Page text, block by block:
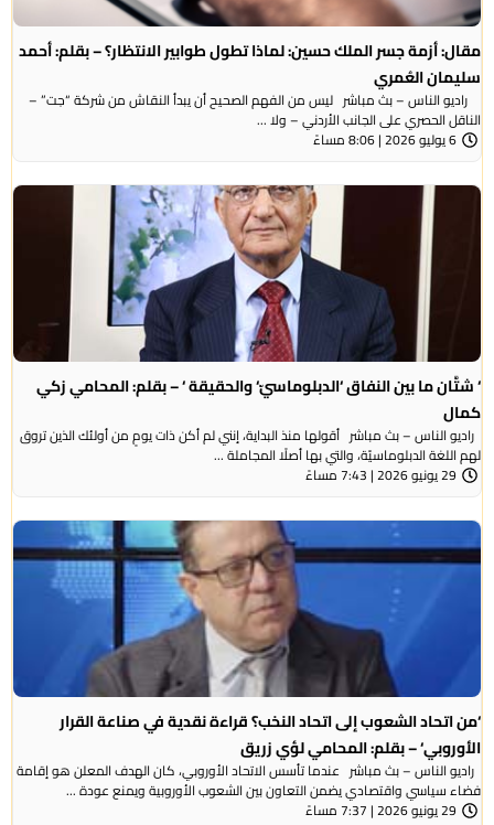
مقال: أزمة جسر الملك حسين: لماذا تطول طوابير الانتظار؟ – بقلم: أحمد
سليمان العُمري
راديو الناس – بث مباشر ليس من الفهم الصحيح أن يبدأ النقاش من شركة “جت” –
الناقل الحصري على الجانب الأردني – ولا ...
6 يوليو 2026 | 8:06 مساءً
‘ شتَّان ما بين النفاق ‘الدبلوماسيّ‘ والحقيقة ‘ – بقلم: المحامي زكي
كمال
راديو الناس – بث مباشر أقولها منذ البداية، إنني لم أكن ذات يومٍ من أولئك الذين تروق
لهم اللغة الدبلوماسيّة، والتي بها أصلًا المجاملة ...
29 يونيو 2026 | 7:43 مساءً
‘من اتحاد الشعوب إلى اتحاد النخب؟ قراءة نقدية في صناعة القرار
الأوروبي‘ – بقلم: المحامي لؤي زريق
راديو الناس – بث مباشر عندما تأسس الاتحاد الأوروبي، كان الهدف المعلن هو إقامة
فضاء سياسي واقتصادي يضمن التعاون بين الشعوب الأوروبية ويمنع عودة ...
29 يونيو 2026 | 7:37 مساءً